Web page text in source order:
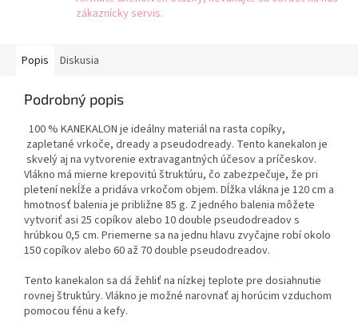
zákaznícky servis.
Popis Diskusia
Podrobný popis
100 % KANEKALON je ideálny materiál na rasta copíky,
zapletané vrkoče, dready a pseudodready. Tento kanekalon je
skvelý aj na vytvorenie extravagantných účesov a príčeskov.
Vlákno má mierne krepovitú štruktúru, čo zabezpečuje, že pri
pletení nekĺže a pridáva vrkočom objem. Dĺžka vlákna je 120 cm a
hmotnosť balenia je približne 85 g. Z jedného balenia môžete
vytvoriť asi 25 copíkov alebo 10 double pseudodreadov s
hrúbkou 0,5 cm. Priemerne sa na jednu hlavu zvyčajne robí okolo
150 copíkov alebo 60 až 70 double pseudodreadov.
Tento kanekalon sa dá žehliť na nízkej teplote pre dosiahnutie
rovnej štruktúry. Vlákno je možné narovnať aj horúcim vzduchom
pomocou fénu a kefy.